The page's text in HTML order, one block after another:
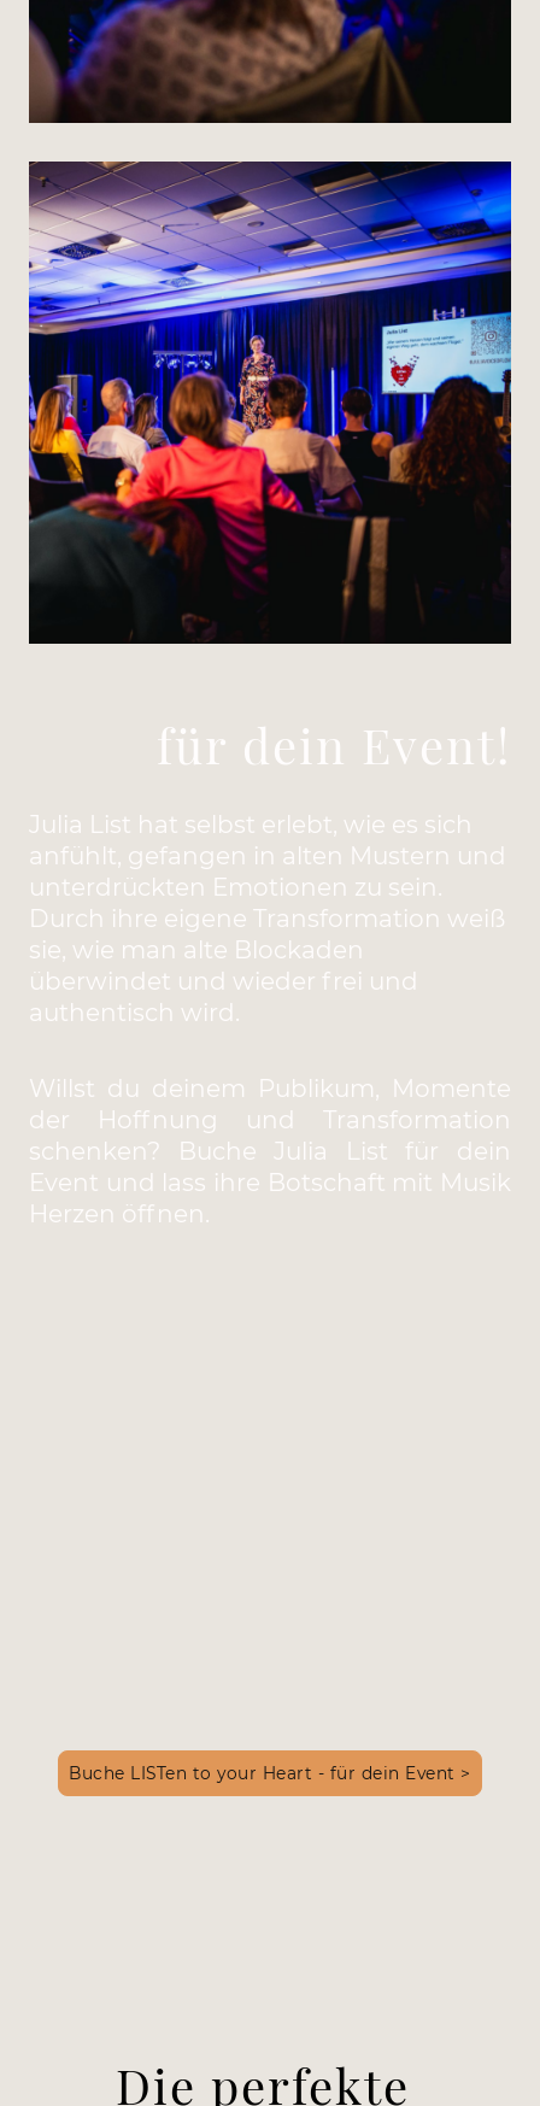
für dein Event!
Julia List hat selbst erlebt, wie es sich
anfühlt, gefangen in alten Mustern und
unterdrückten Emotionen zu sein.
Durch ihre eigene Transformation weiß
sie, wie man alte Blockaden
überwindet und wieder frei und
authentisch wird.
Willst du deinem Publikum, Momente
der Hoffnung und Transformation
schenken? Buche Julia List für dein
Event und lass ihre Botschaft mit Musik
Herzen öffnen.
Buche LISTen to your Heart - für dein Event >
Die perfekte